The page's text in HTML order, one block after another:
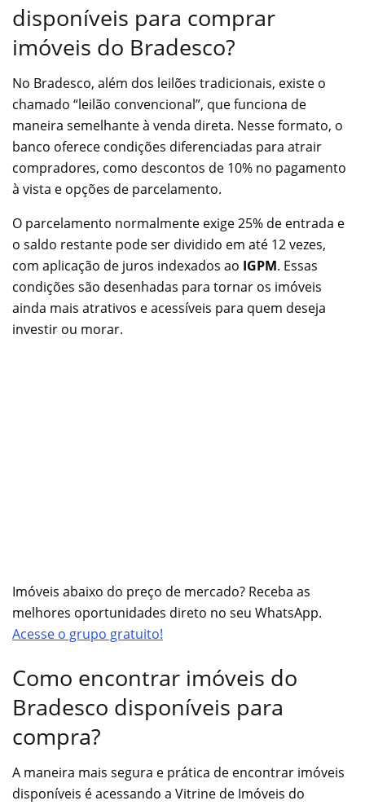
disponíveis para comprar
imóveis do Bradesco?
No Bradesco, além dos leilões tradicionais, existe o
chamado “leilão convencional”, que funciona de
maneira semelhante à venda direta. Nesse formato, o
banco oferece condições diferenciadas para atrair
compradores, como descontos de 10% no pagamento
à vista e opções de parcelamento.
O parcelamento normalmente exige 25% de entrada e
o saldo restante pode ser dividido em até 12 vezes,
com aplicação de juros indexados ao IGPM. Essas
condições são desenhadas para tornar os imóveis
ainda mais atrativos e acessíveis para quem deseja
investir ou morar.
Imóveis abaixo do preço de mercado? Receba as
melhores oportunidades direto no seu WhatsApp.
Acesse o grupo gratuito!
Como encontrar imóveis do
Bradesco disponíveis para
compra?
A maneira mais segura e prática de encontrar imóveis
disponíveis é acessando a Vitrine de Imóveis do